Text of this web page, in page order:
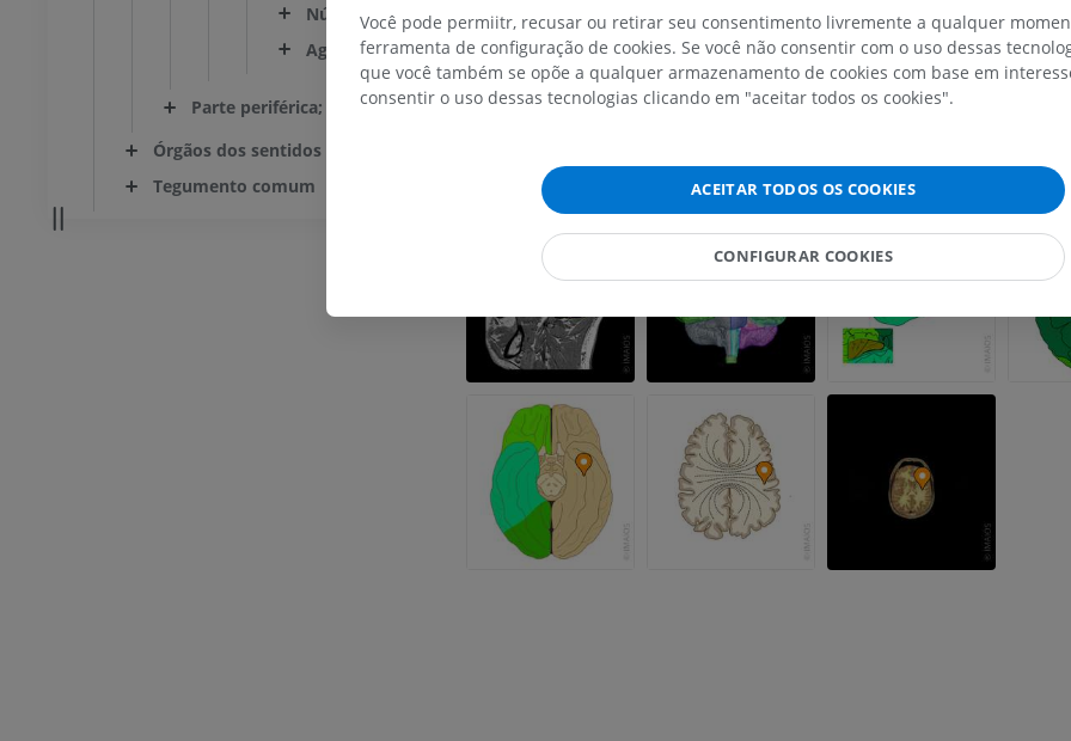
Núcleos da base e estruturas pertinentes
Agrupamentos de células quimicamente definidas
Parte periférica; Sistema nervoso periférico
Órgãos dos sentidos
Tegumento comum
Você pode permiitr, recusar ou retirar seu consentimento livremente a qualquer
ferramenta de configuração de cookies. Se você não consentir com o uso dessas
que você também se opõe a qualquer armazenamento de cookies com base em
consentir o uso dessas tecnologias clicando em "aceitar todos os cookies".
ACEITAR TODOS OS COOKIES
CONFIGURAR COOKIES